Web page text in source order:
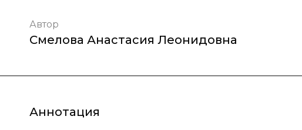
Автор
Смелова Анастасия Леонидовна
Аннотация